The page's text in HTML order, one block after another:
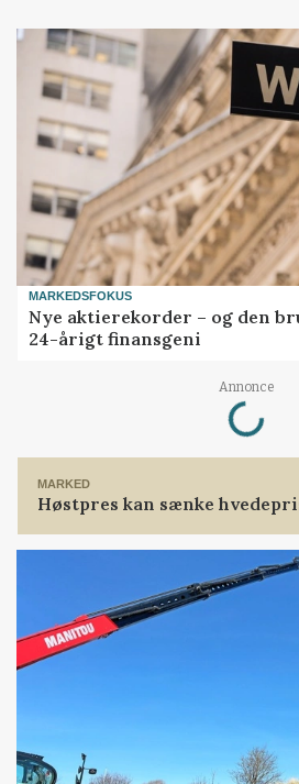
MARKEDSFOKUS
Nye aktierekorder – og den
24-årigt finansgeni
Annonce
Loading...
MARKED
Høstpres kan sænke